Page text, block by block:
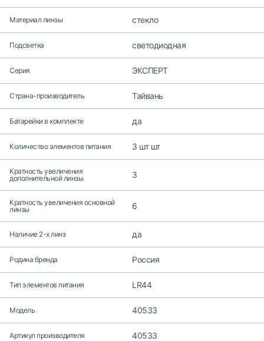
Материал линзы стекло
Подсветка светодиодная
Серия ЭКСПЕРТ
Страна-производитель Тайвань
Батарейки в комплекте да
Количество элементов питания 3 шт шт
Кратность увеличения
дополнительной линзы
3
Кратность увеличения основной
линзы
6
Наличие 2-х линз да
Родина бренда Россия
Тип элементов питания LR44
Модель 40533
Артикул производителя 40533